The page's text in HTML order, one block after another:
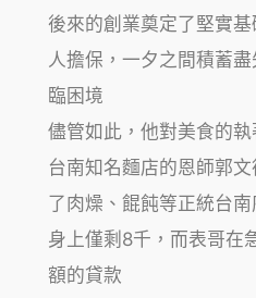
後來的創業奠定了堅實
人擔保，一夕之間積蓄
臨困境
儘管如此，他對美食的
台南知名麵店的恩師郭
了肉燥、餛飩等正統台
身上僅剩8千，而表哥在
額的貸款